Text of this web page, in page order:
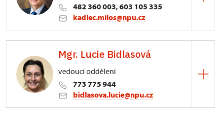
482 360 003, 603 105 335
kadlec.milos@npu.cz
3/, Sychrov 3
Mgr. Lucie Bidlasová
vedoucí oddělení
773 775 944
bidlasova.lucie@npu.cz